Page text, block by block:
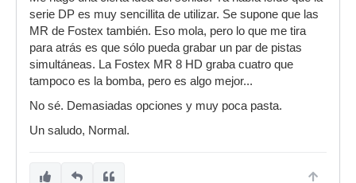
serie DP es muy sencillita de utilizar. Se supone que las
MR de Fostex también. Eso mola, pero lo que me tira
para atrás es que sólo pueda grabar un par de pistas
simultáneas. La Fostex MR 8 HD graba cuatro que
tampoco es la bomba, pero es algo mejor...
No sé. Demasiadas opciones y muy poca pasta.
Un saludo, Normal.